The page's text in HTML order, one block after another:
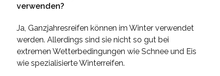
verwenden?
Ja, Ganzjahresreifen können im Winter verwendet
werden. Allerdings sind sie nicht so gut bei
extremen Wetterbedingungen wie Schnee und Eis
wie spezialisierte Winterreifen.